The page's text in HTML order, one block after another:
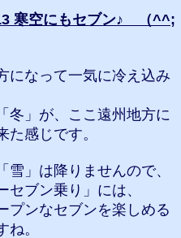
寒空にもセブン♪ （^^;
になって一気に冷え込み
冬」が、ここ遠州地方に
た感じです。
雪」は降りませんので、
セブン乗り」には、
プンなセブンを楽しめる
ね。